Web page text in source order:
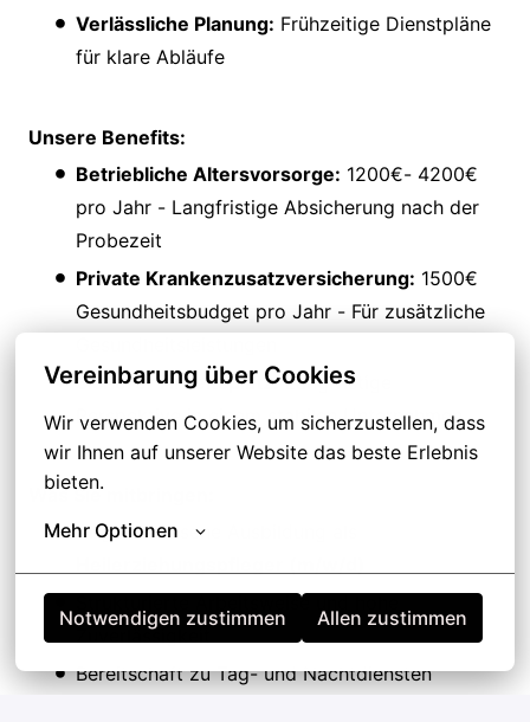
Vereinbarung über Cookies
Wir verwenden Cookies, um sicherzustellen, dass
wir Ihnen auf unserer Website das beste Erlebnis
bieten.
Mehr Optionen
Notwendigen zustimmen Allen zustimmen
Verlässliche Planung: Frühzeitige Dienstpläne
für klare Abläufe
Unsere Benefits:
Betriebliche Altersvorsorge: 1200€- 4200€
pro Jahr - Langfristige Absicherung nach der
Probezeit
Private Krankenzusatzversicherung: 1500€
Gesundheitsbudget pro Jahr - Für zusätzliche
Sicherer Arbeitsplatz:Langfristige
Perspektive in einem stabilen Unternehmen
Was Sie mitbringen:
Abgeschlossene Ausbildung als
Strukturierte Arbeitsweise und hohe
Zuverlässigkeit
Bereitschaft zu Tag- und Nachtdiensten